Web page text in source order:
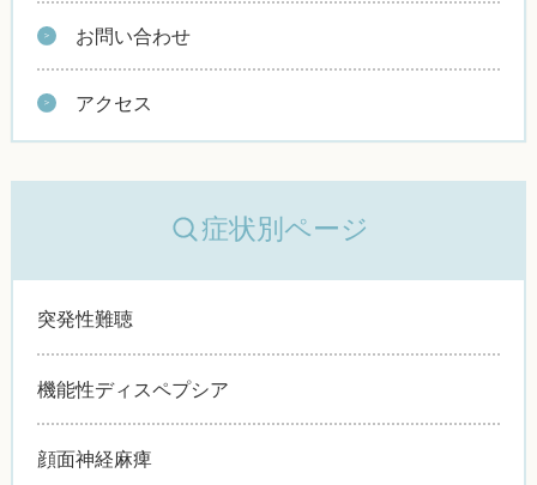
お問い合わせ
アクセス
症状別ページ
突発性難聴
機能性ディスペプシア
顔面神経麻痺